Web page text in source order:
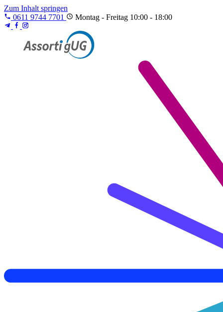
Zum Inhalt springen
0611 9744 7701
Montag - Freitag 10:00 - 18:00